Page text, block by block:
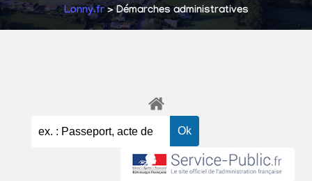
Lonny.fr> Démarches administratives